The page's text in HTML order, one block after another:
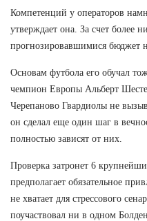
Компетенций у операторов
утверждает она. За счет более
прогнозировавшимися бюджет
Основам футбола его обучал
чемпион Европы Альберт
Черепаново Гвардиолы не
он сделал еще один шаг в
полностью зависят от них.
Проверка затронет 6
предполагает обязательное
не хватает для стрессового
поучаствовал ни в одном